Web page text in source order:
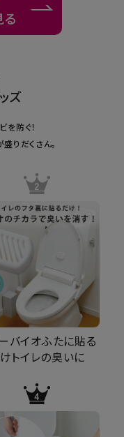
る
ズ
を防ぐ！
りだくさん。
バイオふたに貼る
トイレの臭いに